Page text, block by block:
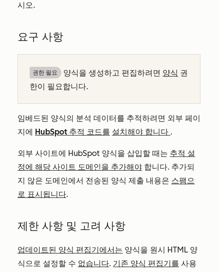
시오.
요구 사항
권한 필요 양식을 생성하고 편집하려면 양식 권
한이 필요합니다.
임베드된 양식의 분석 데이터를 추적하려면 외부 페이
지에 HubSpot 추적 코드를 설치해야 합니다 .
외부 사이트에 HubSpot 양식을 삽입할 때는 추적 설
정에 해당 사이트 도메인을 추가해야 합니다. 추가되
지 않은 도메인에서 전송된 양식 제출 내용은 스팸으
로 표시됩니다.
제한 사항 및 고려 사항
업데이트된 양식 편집기에서는 양식을 원시 HTML 양
식으로 설정할 수 없습니다. 기존 양식 편집기를 사용